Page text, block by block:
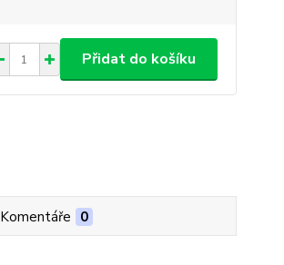
Přidat do košíku
Komentáře 0